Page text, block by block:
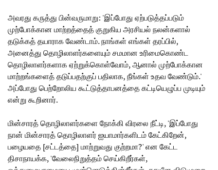
அவரது கருத்து பின்வருமாறு: 'இப்போது ஏற்படுத்தப்படும்
முற்போக்கான மாற்றத்தைத் குறுகிய அரசியல் நலன்களால்
தடுக்கத் தயாராக வேண்டாம். நாங்கள் எங்கள் தரப்பில்,
அனைத்து தொழிலாளர்களையும் சமமான உரிமைகொண்ட
தொழிலாளர்களாக ஏற்றுக்கொள்வோம், ஆனால் முற்போக்கான
மாற்றங்களைத் தடுப்பதற்குப் பதிலாக, நீங்கள் உதவ வேண்டும்.'
அப்போது பெற்றோலிய கூட்டுத்தாபனத்தை கட்டியெழுப்ப முடியும்
என்று கூறினார்.
மின்சாரத் தொழிலாளர்களை நோக்கி விரலை நீட்டி, 'இப்போது
நான் மின்சாரத் தொழிலாளர் ஐயாமார்களிடம் கேட்கிறேன்,
பழையதை [சட்டத்தை] மாற்றுவது குற்றமா?' என கேட்ட
திசாநாயக்க, 'வேலைநிறுத்தம் செய்கிறீர்கள்,